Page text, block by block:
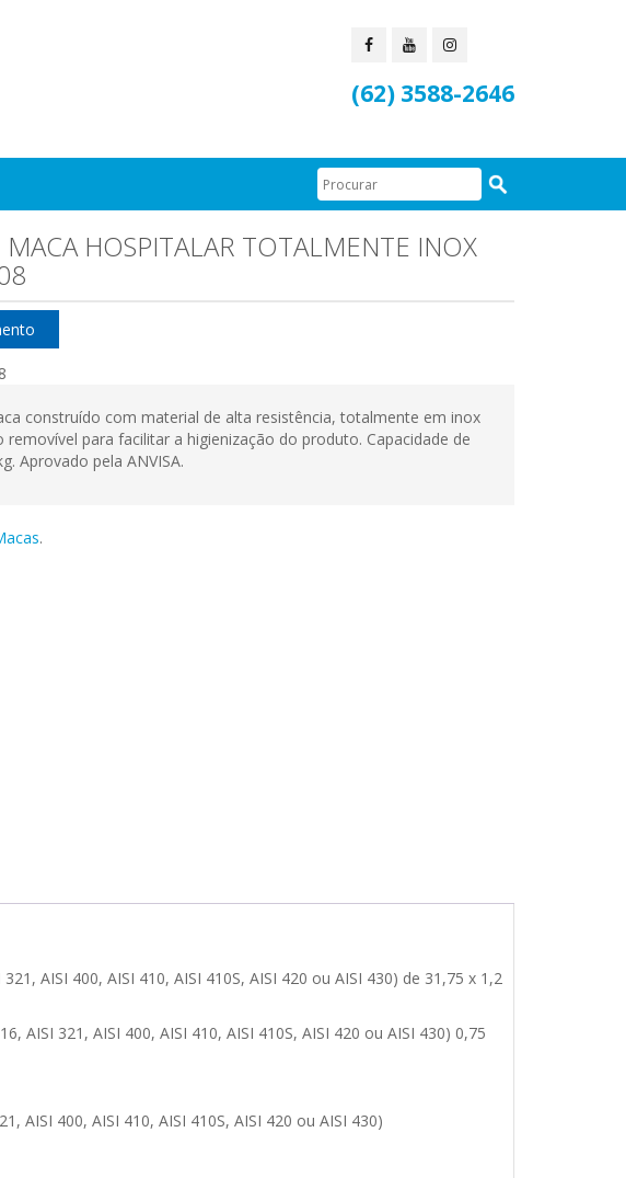
(62) 3588-2646
MACA HOSPITALAR TOTALMENTE INOX
construído com material de alta resistência, totalmente em inox
removível para facilitar a higienização do produto. Capacidade de
Aprovado pela ANVISA.
.
AISI 400, AISI 410, AISI 410S, AISI 420 ou AISI 430) de 31,75 x 1,2
AISI 321, AISI 400, AISI 410, AISI 410S, AISI 420 ou AISI 430) 0,75
AISI 400, AISI 410, AISI 410S, AISI 420 ou AISI 430)